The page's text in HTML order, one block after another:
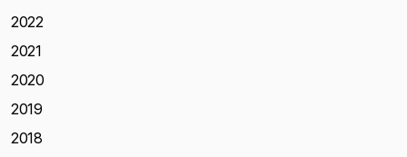
2022
2021
2020
2019
2018